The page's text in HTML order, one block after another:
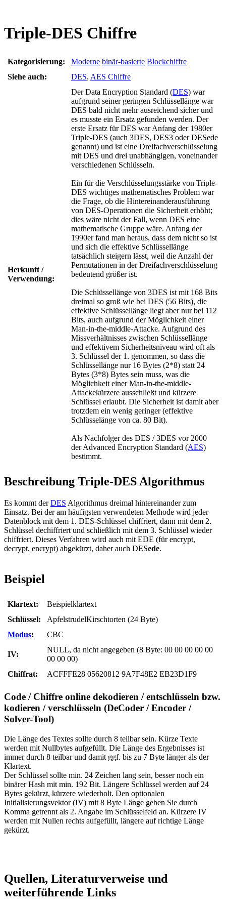
Triple-DES Chiffre
Kategorisierung: Moderne binär-basierte Blockchiffre
Siehe auch:
DES, AES Chiffre
Herkunft /
Verwendung:
Der Data Encryption Standard (DES) war
aufgrund seiner geringen Schlüssellänge war
DES bald nicht mehr ausreichend sicher und
es musste ein Ersatz gefunden werden. Der
erste Ersatz für DES war Anfang der 1980er
Triple-DES (auch 3DES, DES3 oder DESede
genannt) und ist eine Dreifachverschlüsselung
mit DES und drei unabhängigen, voneinander
verschiedenen Schlüsseln.
Ein für die Verschlüsselungsstärke von Triple-
DES wichtiges mathematisches Problem war
die Frage, ob die Hintereinanderausführung
von DES-Operationen die Sicherheit erhöht;
dies wäre nicht der Fall, wenn DES eine
mathematische Gruppe wäre. Anfang der
1990er fand man heraus, dass dem nicht so ist
und sich die effektive Schlüssellänge
tatsächlich steigern lässt, weil die Anzahl der
Permutationen in der Dreifachverschlüsselung
bedeutend größer ist.
Die Schlüssellänge von 3DES ist mit 168 Bits
dreimal so groß wie bei DES (56 Bits), die
effektive Schlüssellänge liegt aber nur bei 112
Bits, auch aufgrund der Möglichkeit einer
Man-in-the-middle-Attacke. Aufgrund des
Missverhältnisses zwischen Schlüssellänge
und effektivem Sicherheitsniveau wird oft als
3. Schlüssel der 1. genommen, so dass die
Schlüssellänge nur 16 Bytes (2*8) statt 24
Bytes (3*8) Bytes sein muss, was die
Möglichkeit einer Man-in-the-middle-
Attackekürzere ausschließt und kürzere
Schlüssel erlaubt. Die Sicherheit ist damit aber
trotzdem ein wenig geringer (effektive
Schlüsselänge von ca. 80 Bit).
Als Nachfolger des DES / 3DES vor 2000
der Advanced Encryption Standard (AES)
bestimmt.
Beschreibung Triple-DES Algorithmus
Es kommt derDES Algorithmus dreimal hintereinander zum
Einsatz. Bei der am häufigsten verwendeten Methode wird jeder
Datenblock mit dem 1. DES-Schlüssel chiffriert, dann mit dem 2.
Schlüssel dechiffriert und schließlich mit dem 3. Schlüssel wieder
chiffriert. Dieses Verfahren wird auch mit EDE (für encrypt,
decrypt, encrypt) abgekürzt, daher auch DESede.
Beispiel
Klartext:
Beispielklartext
Schlüssel:
ApfelstrudelKirschtorten (24 Byte)
Modus: CBC
IV:
NULL, da nicht angegeben (8 Byte: 00 00 00 00 00
00 00 00)
Chiffrat:
ACFFFE28 05620812 9A7F48E2 EB23D1F9
Code / Chiffre online dekodieren / entschlüsseln bzw.
kodieren / verschlüsseln (DeCoder / Encoder /
Solver-Tool)
Die Länge des Textes sollte durch 8 teilbar sein. Kürze Texte
werden mit Nullbytes aufgefüllt. Die Länge des Ergebnisses ist
immer durch 8 teilbar und damit ggf. bis zu 7 Byte länger als der
Klartext.
Der Schlüssel sollte min. 24 Zeichen lang sein, besser noch ein
binärer Hash mit min. 192 Bit. Längere Schlüssel werden auf 24
Bytes gekürzt, kürzere wiederholt. Den optionalen
Initialisierungsvektor (IV) mit 8 Byte Länge geben Sie durch
Komma getrennt als 2. Angabe im Schlüsselfeld an. Kürzere IV
werden mit Nullen rechts aufgefüllt, längere auf richtige Länge
gekürzt.
Quellen, Literaturverweise und
weiterführende Links